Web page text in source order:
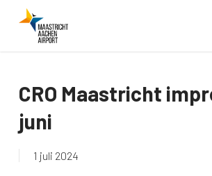
CRO Maastricht
juni
1 juli 2024